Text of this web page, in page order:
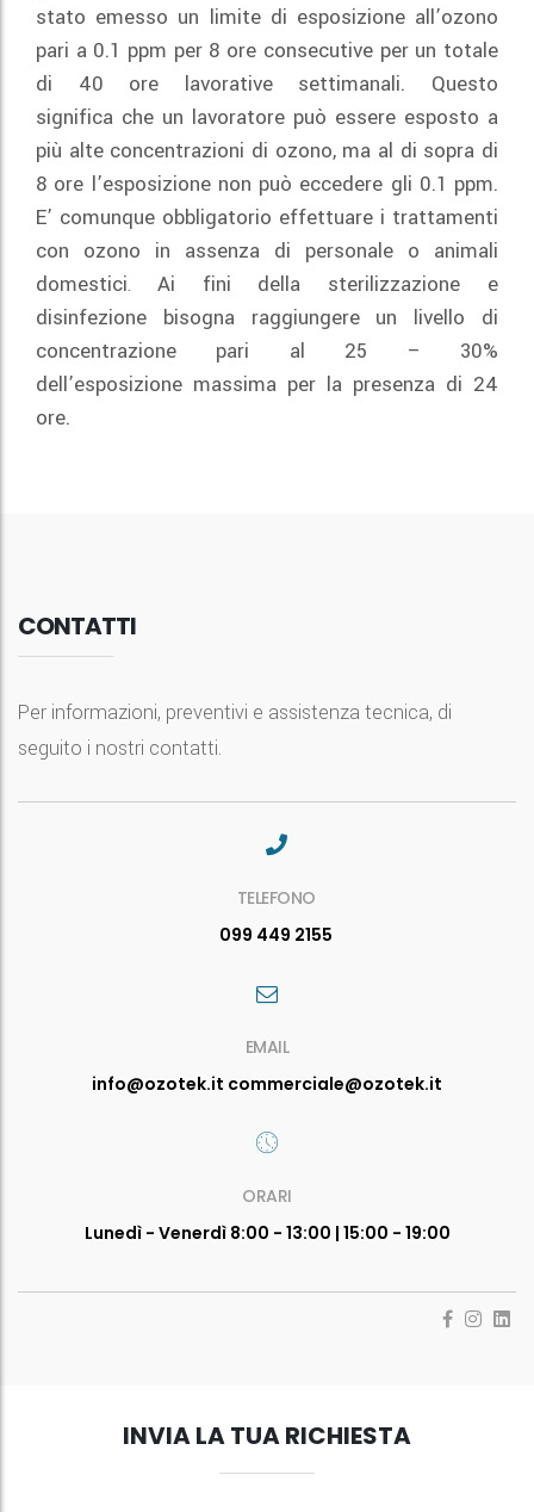
stato emesso un limite di esposizione all’ozono
pari a 0.1 ppm per 8 ore consecutive per un totale
di 40 ore lavorative settimanali. Questo
significa che un lavoratore può essere esposto a
più alte concentrazioni di ozono, ma al di sopra di
8 ore l’esposizione non può eccedere gli 0.1 ppm.
E’ comunque obbligatorio effettuare i trattamenti
con ozono in assenza di personale o animali
domestici. Ai fini della sterilizzazione e
disinfezione bisogna raggiungere un livello di
concentrazione pari al 25 – 30%
dell’esposizione massima per la presenza di 24
ore.
CONTATTI
Per informazioni, preventivi e assistenza tecnica, di
seguito i nostri contatti.
TELEFONO
099 449 2155
EMAIL
info@ozotek.it commerciale@ozotek.it
ORARI
Lunedì - Venerdì 8:00 - 13:00 | 15:00 - 19:00
INVIA LA TUA RICHIESTA